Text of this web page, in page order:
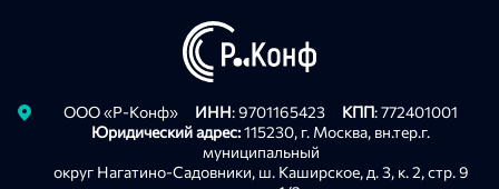
ООО «Р-Конф» ИНН: 9701165423 КПП: 772401001
Юридический адрес:115230, г. Москва, вн.тер.г.
муниципальный
округ Нагатино-Садовники, ш. Каширское, д. 3, к. 2, стр. 9